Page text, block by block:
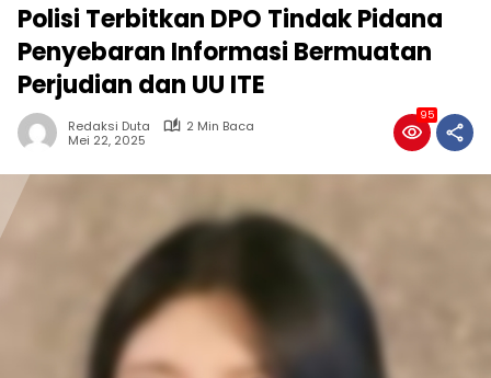
Polisi Terbitkan DPO Tindak Pidana
Penyebaran Informasi Bermuatan
Perjudian dan UU ITE
Redaksi Duta
2 Min Baca
Mei 22, 2025
95